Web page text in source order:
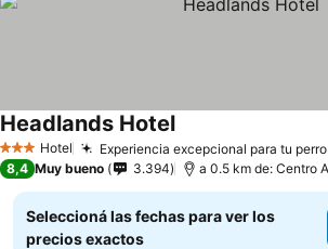
3 Estrellas
Hotel Experiencia excepcional para tu perro
Headlands Hotel
8,4 Muy bueno 3.394
Seleccioná las fechas para ver los
precios exactos